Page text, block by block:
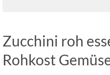
Zucchini roh
Rohkost